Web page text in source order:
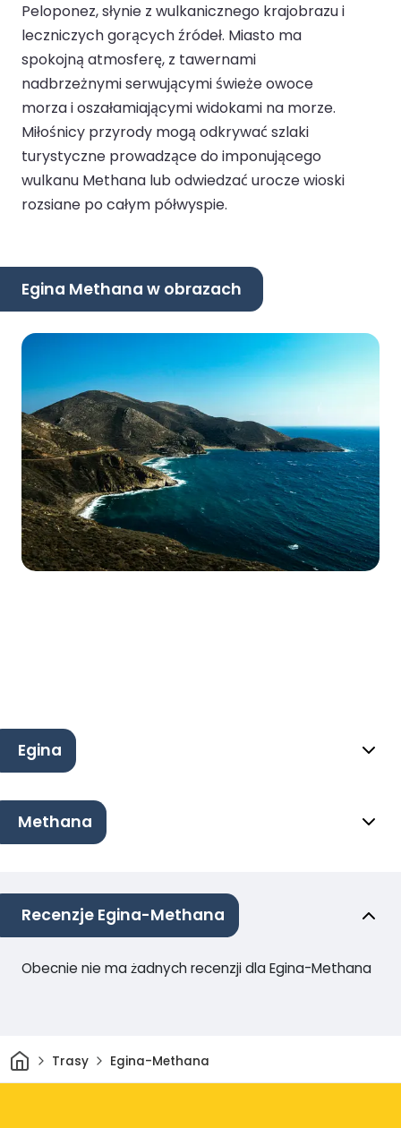
Peloponez, słynie z wulkanicznego krajobrazu i
leczniczych gorących źródeł. Miasto ma
spokojną atmosferę, z tawernami
nadbrzeżnymi serwującymi świeże owoce
morza i oszałamiającymi widokami na morze.
Miłośnicy przyrody mogą odkrywać szlaki
turystyczne prowadzące do imponującego
wulkanu Methana lub odwiedzać urocze wioski
rozsiane po całym półwyspie.
Egina Methana w obrazach
Egina
Methana
Recenzje Egina-Methana
Obecnie nie ma żadnych recenzji dla Egina-Methana
DomTrasy Egina-Methana